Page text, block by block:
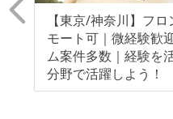
【東京/神奈川】フ
モート可｜微経験歓
ム案件多数｜経験を
分野で活躍しよう！